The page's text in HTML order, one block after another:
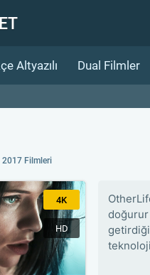
Altyazılı Dual Filmler
2017 Filmleri
4K
HD
doğurur